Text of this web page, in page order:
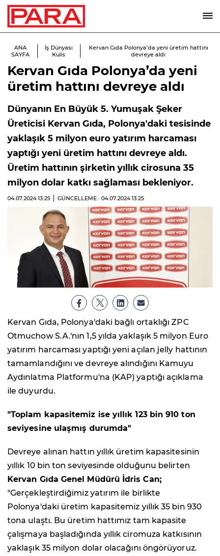
ANA
SAYFA
İş Dünyası
Kulis
Kervan Gıda Polonya’da yeni üretim hattını
devreye aldı
Kervan Gıda Polonya’da yeni
üretim hattını devreye aldı
Dünyanın En Büyük 5. Yumuşak Şeker
Üreticisi Kervan Gıda, Polonya'daki tesisinde
yaklaşık 5 milyon euro yatırım harcaması
yaptığı yeni üretim hattını devreye aldı.
Üretim hattının şirketin yıllık cirosuna 35
milyon dolar katkı sağlaması bekleniyor.
04.07.202413:25 GÜNCELLEME : 04.07.202413:25
Kervan Gıda, Polonya'daki bağlı ortaklığı ZPC
Otmuchow S.A.'nın 1,5 yılda yaklaşık 5 milyon Euro
yatırım harcaması yaptığı yeni açılan jelly hattının
tamamlandığını ve devreye alındığını Kamuyu
Aydınlatma Platformu'na (KAP) yaptığı açıklama
ile duyurdu.
"Toplam kapasitemiz ise yıllık 123 bin 910 ton
seviyesine ulaşmış durumda"
Devreye alınan hattın yıllık üretim kapasitesinin
yıllık 10 bin ton seviyesinde olduğunu belirten
Kervan Gıda Genel Müdürü İdris Can;
"Gerçekleştirdiğimiz yatırım ile birlikte
Polonya'daki üretim kapasitemiz yıllık 35 bin 930
tona ulaştı. Bu üretim hattımız tam kapasite
çalışmaya başladığında yıllık ciromuza katkısının
yaklaşık 35 milyon dolar olacağını öngörüyoruz.